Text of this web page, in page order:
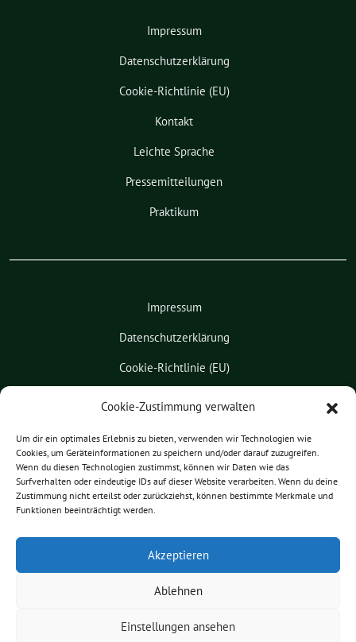
Cookie-Zustimmung verwalten
Um dir ein optimales Erlebnis zu bieten, verwenden wir Technologien wie
Cookies, um Geräteinformationen zu speichern und/oder darauf zuzugreifen.
Wenn du diesen Technologien zustimmst, können wir Daten wie das
Surfverhalten oder eindeutige IDs auf dieser Website verarbeiten. Wenn du deine
Zustimmung nicht erteilst oder zurückziehst, können bestimmte Merkmale und
Funktionen beeinträchtigt werden.
Akzeptieren
Ablehnen
Einstellungen ansehen
Impressum
Datenschutzerklärung
Cookie-Richtlinie (EU)
Kontakt
Leichte Sprache
Pressemitteilungen
Praktikum
Impressum
Datenschutzerklärung
Cookie-Richtlinie (EU)
Pressemitteilungen
Praktikum
freie grüne Theme